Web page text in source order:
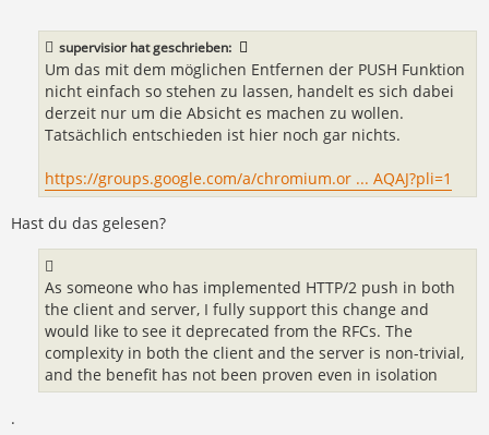
supervisiorhat geschrieben:
Um das mit dem möglichen Entfernen der PUSH Funktion
nicht einfach so stehen zu lassen, handelt es sich dabei
derzeit nur um die Absicht es machen zu wollen.
Tatsächlich entschieden ist hier noch gar nichts.
https://groups.google.com/a/chromium.or ... AQAJ?pli=1
Hast du das gelesen?
As someone who has implemented HTTP/2 push in both
the client and server, I fully support this change and
would like to see it deprecated from the RFCs. The
complexity in both the client and the server is non-trivial,
and the benefit has not been proven even in isolation
.